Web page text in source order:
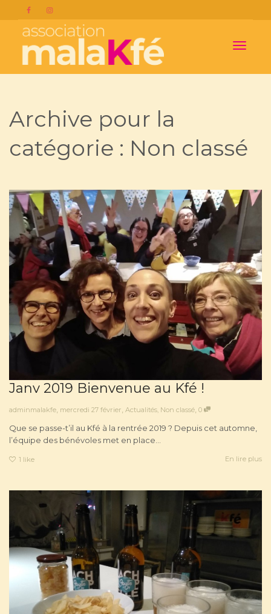
Archive pour la
catégorie : Non classé
Janv 2019 Bienvenue au Kfé !
adminmalakfe mercredi 27 février Actualités Non classé 0
Que se passe-t’il au Kfé à la rentrée 2019 ? Depuis cet automne,
l’équipe des bénévoles met en place...
1 like En lire plus